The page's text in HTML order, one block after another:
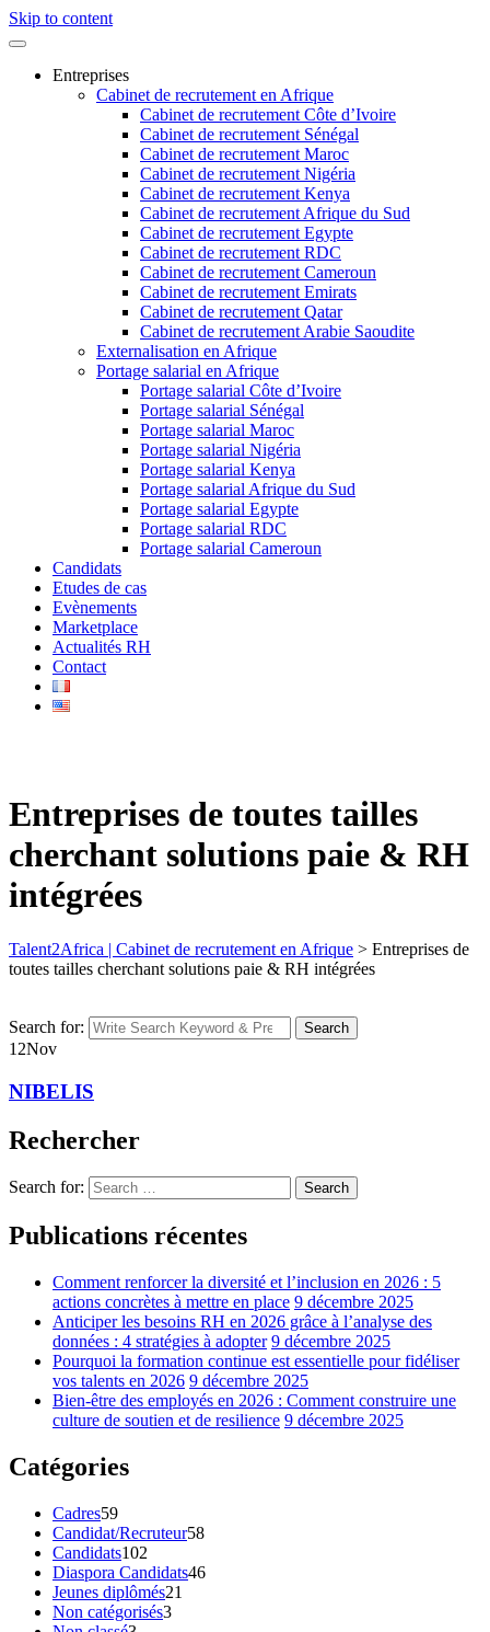
Skip to content
Entreprises
Cabinet de recrutement en Afrique
Cabinet de recrutement Côte d’Ivoire
Cabinet de recrutement Sénégal
Cabinet de recrutement Maroc
Cabinet de recrutement Nigéria
Cabinet de recrutement Kenya
Cabinet de recrutement Afrique du Sud
Cabinet de recrutement Egypte
Cabinet de recrutement RDC
Cabinet de recrutement Cameroun
Cabinet de recrutement Emirats
Cabinet de recrutement Qatar
Cabinet de recrutement Arabie Saoudite
Externalisation en Afrique
Portage salarial en Afrique
Portage salarial Côte d’Ivoire
Portage salarial Sénégal
Portage salarial Maroc
Portage salarial Nigéria
Portage salarial Kenya
Portage salarial Afrique du Sud
Portage salarial Egypte
Portage salarial RDC
Portage salarial Cameroun
Candidats
Etudes de cas
Evènements
Marketplace
Actualités RH
Contact
Entreprises de toutes tailles
cherchant solutions paie & RH
intégrées
Talent2Africa | Cabinet de recrutement en Afrique > Entreprises de
toutes tailles cherchant solutions paie & RH intégrées
Search for: Search
12Nov
NIBELIS
Rechercher
Search for: Search
Publications récentes
Comment renforcer la diversité et l’inclusion en 2026 : 5
actions concrètes à mettre en place 9 décembre 2025
Anticiper les besoins RH en 2026 grâce à l’analyse des
données : 4 stratégies à adopter 9 décembre 2025
Pourquoi la formation continue est essentielle pour fidéliser
vos talents en 2026 9 décembre 2025
Bien-être des employés en 2026 : Comment construire une
culture de soutien et de resilience 9 décembre 2025
Catégories
Cadres59
Candidat/Recruteur58
Candidats102
Diaspora Candidats46
Jeunes diplômés21
Non catégorisés3